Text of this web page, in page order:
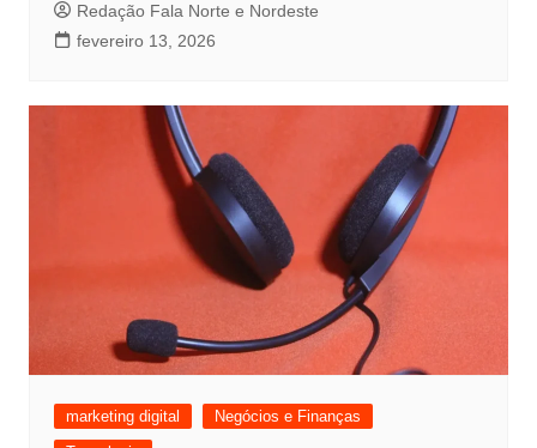
Redação Fala Norte e Nordeste
fevereiro 13, 2026
marketing digital
Negócios e Finanças